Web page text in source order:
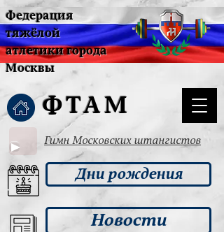
Гимн Московских штангистов
Федерация
тяжёлой
атлетики города
Москвы
ФТАМ
Дни рождения
Новости